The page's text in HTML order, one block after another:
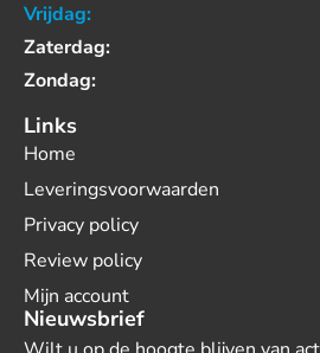
Vrijdag:
Zaterdag:
Zondag:
Links
Home
Leveringsvoorwaarden
Privacy policy
Review policy
Mijn account
Nieuwsbrief